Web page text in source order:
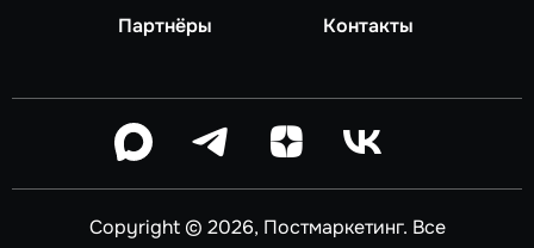
Партнёры
Контакты
Copyright © 2026, Постмаркетинг. Все